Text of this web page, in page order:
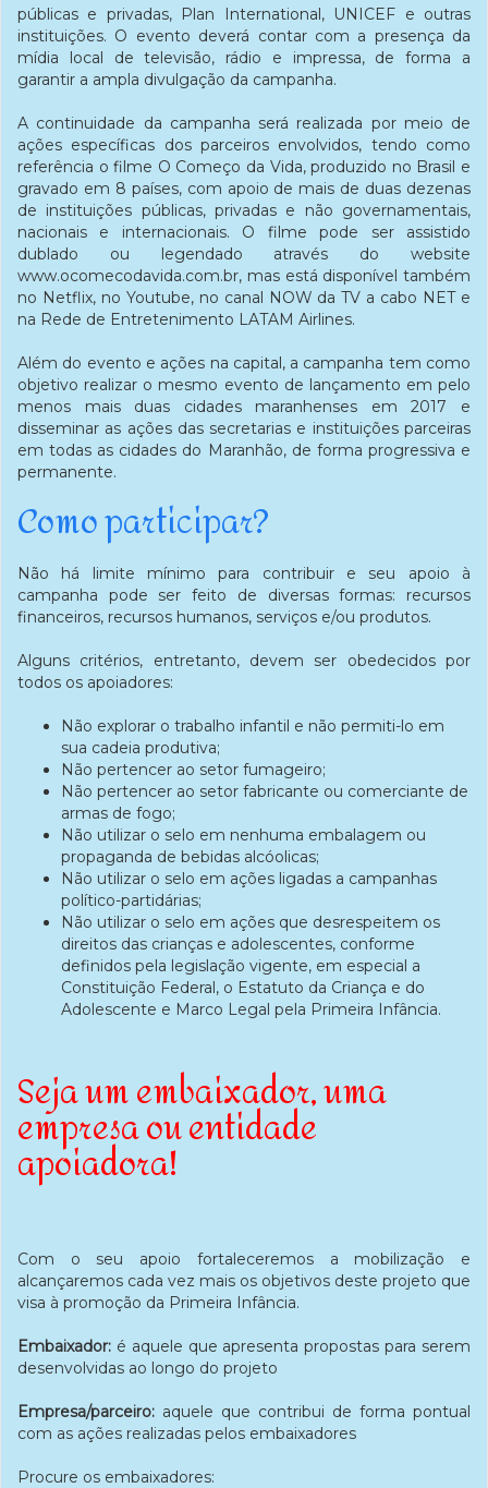
públicas e privadas, Plan International, UNICEF e outras
instituições. O evento deverá contar com a presença da
mídia local de televisão, rádio e impressa, de forma a
garantir a ampla divulgação da campanha.
A continuidade da campanha será realizada por meio de
ações específicas dos parceiros envolvidos, tendo como
referência o filme O Começo da Vida, produzido no Brasil e
gravado em 8 países, com apoio de mais de duas dezenas
de instituições públicas, privadas e não governamentais,
nacionais e internacionais. O filme pode ser assistido
dublado ou legendado através do website
www.ocomecodavida.com.br, mas está disponível também
no Netflix, no Youtube, no canal NOW da TV a cabo NET e
na Rede de Entretenimento LATAM Airlines.
Além do evento e ações na capital, a campanha tem como
objetivo realizar o mesmo evento de lançamento em pelo
menos mais duas cidades maranhenses em 2017 e
disseminar as ações das secretarias e instituições parceiras
em todas as cidades do Maranhão, de forma progressiva e
permanente.
Como participar?
Não há limite mínimo para contribuir e seu apoio à
campanha pode ser feito de diversas formas: recursos
financeiros, recursos humanos, serviços e/ou produtos.
Alguns critérios, entretanto, devem ser obedecidos por
todos os apoiadores:
Não explorar o trabalho infantil e não permiti-lo em
sua cadeia produtiva;
Não pertencer ao setor fumageiro;
Não pertencer ao setor fabricante ou comerciante de
armas de fogo;
Não utilizar o selo em nenhuma embalagem ou
propaganda de bebidas alcóolicas;
Não utilizar o selo em ações ligadas a campanhas
político-partidárias;
Não utilizar o selo em ações que desrespeitem os
direitos das crianças e adolescentes, conforme
definidos pela legislação vigente, em especial a
Constituição Federal, o Estatuto da Criança e do
Adolescente e Marco Legal pela Primeira Infância.
Seja um embaixador, uma
empresa ou entidade
apoiadora!
Com o seu apoio fortaleceremos a mobilização e
alcançaremos cada vez mais os objetivos deste projeto que
visa à promoção da Primeira Infância.
Embaixador: é aquele que apresenta propostas para serem
desenvolvidas ao longo do projeto
Empresa/parceiro: aquele que contribui de forma pontual
com as ações realizadas pelos embaixadores
Procure os embaixadores: